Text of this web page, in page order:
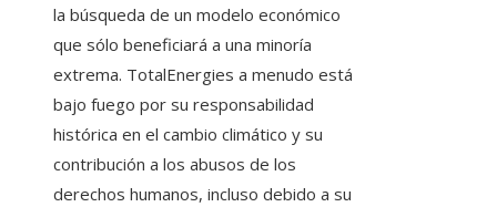
la búsqueda de un modelo económico
que sólo beneficiará a una minoría
extrema. TotalEnergies a menudo está
bajo fuego por su responsabilidad
histórica en el cambio climático y su
contribución a los abusos de los
derechos humanos, incluso debido a su